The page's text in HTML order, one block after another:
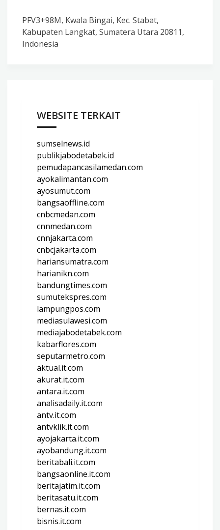
PFV3+98M, Kwala Bingai, Kec. Stabat,
Kabupaten Langkat, Sumatera Utara 20811,
Indonesia
WEBSITE TERKAIT
sumselnews.id
publikjabodetabek.id
pemudapancasilamedan.com
ayokalimantan.com
ayosumut.com
bangsaoffline.com
cnbcmedan.com
cnnmedan.com
cnnjakarta.com
cnbcjakarta.com
hariansumatra.com
harianikn.com
bandungtimes.com
sumutekspres.com
lampungpos.com
mediasulawesi.com
mediajabodetabek.com
kabarflores.com
seputarmetro.com
aktual.it.com
akurat.it.com
antara.it.com
analisadaily.it.com
antv.it.com
antvklik.it.com
ayojakarta.it.com
ayobandung.it.com
beritabali.it.com
bangsaonline.it.com
beritajatim.it.com
beritasatu.it.com
bernas.it.com
bisnis.it.com